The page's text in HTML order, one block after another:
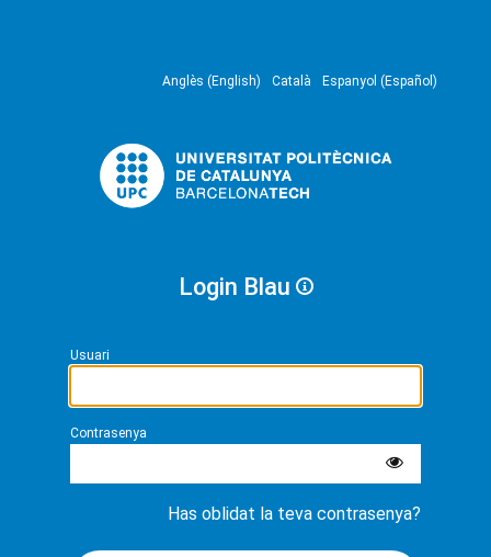
Anglès (English) Català Espanyol (Español)
Login Blau
Usuari
Contrasenya
Has oblidat la teva contrasenya?